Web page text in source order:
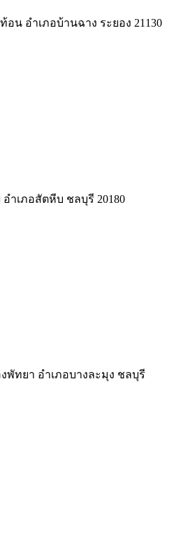
อน อำเภอบ้านฉาง ระยอง 21130
อำเภอสัตหีบ ชลบุรี 20180
พัทยา อำเภอบางละมุง ชลบุรี